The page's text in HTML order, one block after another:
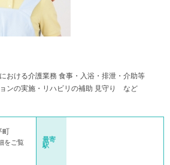
おける介護業務 食事・入浴・排泄・介助等
ンの実施・リハビリの補助 見守り など
町
をご覧
最寄
駅